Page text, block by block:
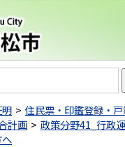
住民票・印鑑登録・
計画
政策分野41_行政